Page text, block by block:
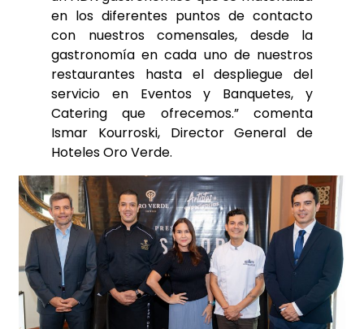
en los diferentes puntos de contacto
con nuestros comensales, desde la
gastronomía en cada uno de nuestros
restaurantes hasta el despliegue del
servicio en Eventos y Banquetes, y
Catering que ofrecemos.” comenta
Ismar Kourroski, Director General de
Hoteles Oro Verde.